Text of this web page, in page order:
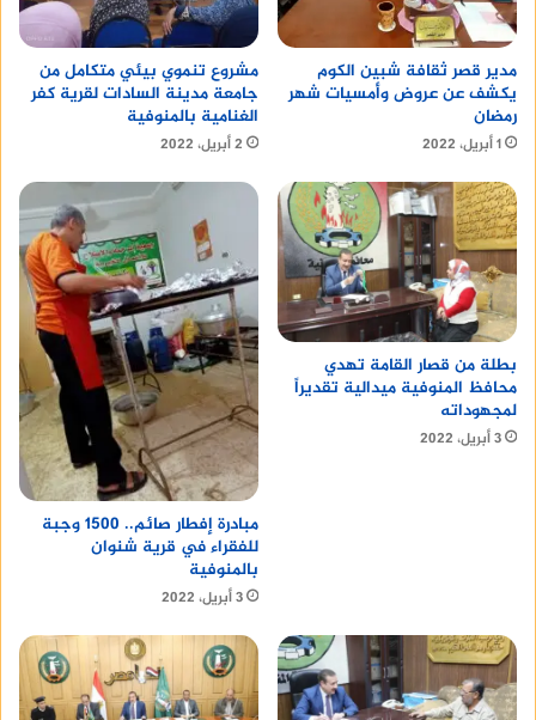
وأشادت الدكتورة منى الحارون مديرة وحدة تعليم الكبار
بجامعة مدينة السادات لما تقدمه قيادة الجامعة من
دعم كامل فى القضاء على مشكلة محو الأمية ، وأن
الجامعة لا تألوا جهدا لتحقيقه، من خلال المركز وكليات
الجامعة وأعضاء هيئة التدريس والعاملين والطلبة، مما
كان له الأثر الطيب الواضح فى الأعداد والنتائج المحققه
مدير قصر ثقافة شبين الكوم
يكشف عن عروض وأمسيات شهر
رمضان
1 أبريل، 2022
مشروع تنموي بيئي متكامل من
جامعة مدينة السادات لقرية كفر
الغنامية بالمنوفية
2 أبريل، 2022
بطلة من قصار القامة تهدي
محافظ المنوفية ميدالية تقديراً
لمجهوداته
3 أبريل، 2022
مبادرة إفطار صائم.. 1500 وجبة
للفقراء في قرية شنوان
بالمنوفية
3 أبريل، 2022